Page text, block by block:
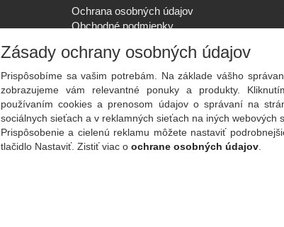
Ochrana osobných údajov
Obchodné podmienky
Ako nakupovať
Reklamačný poriadok
Zásady ochrany osobných údajov
Prispôsobíme sa vašim potrebám. Na základe vášho
zobrazujeme vám relevantné ponuky a produkty.
používaním cookies a prenosom údajov o správaní na
sociálnych sieťach a v reklamných sieťach na iných webových
Prispôsobenie a cielenú reklamu môžete nastaviť
tlačidlo Nastaviť. Zistiť viac o ochrane osobných údajov